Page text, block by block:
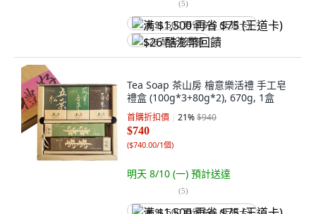
(5)
满 $1,500 再省 $75 (王道卡)
$26 酷澎幣回饋
Tea Soap 茶山房 檜意樂活禮 手工皂
禮盒 (100g*3+80g*2), 670g, 1盒
首購折扣價 21%$940
$740
($740.00/1個)
明天 8/10 (一) 預計送達
(5)